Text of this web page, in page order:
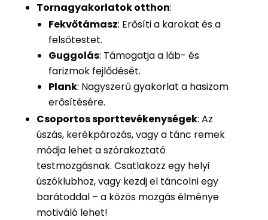
Tornagyakorlatok otthon:
Fekvőtámasz: Erősíti a karokat és a
felsőtestet.
Guggolás: Támogatja a láb- és
farizmok fejlődését.
Plank: Nagyszerű gyakorlat a hasizom
erősítésére.
Csoportos sporttevékenységek: Az
úszás, kerékpározás, vagy a tánc remek
módja lehet a szórakoztató
testmozgásnak. Csatlakozz egy helyi
úszóklubhoz, vagy kezdj el táncolni egy
barátoddal – a közös mozgás élménye
motiváló lehet!